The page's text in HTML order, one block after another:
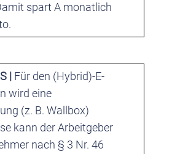
spart A monatlich
| Für den (Hybrid)-E-
wird eine
(z. B. Wallbox)
kann der Arbeitgeber
nach § 3 Nr. 46